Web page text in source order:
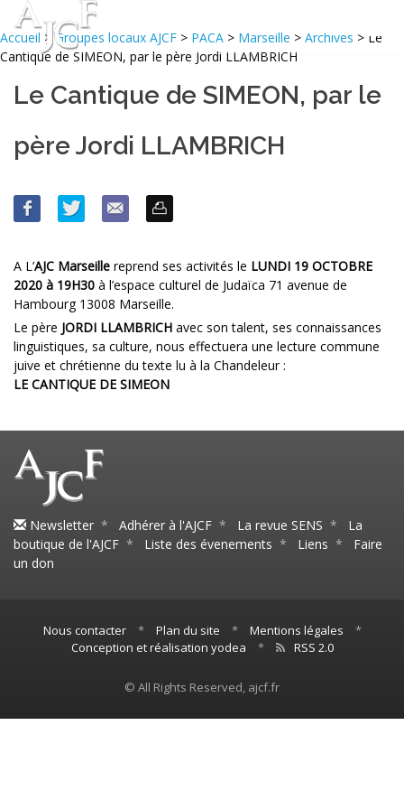
Accueil >Groupes locaux AJCF > PACA > Marseille > Archives > Le
Cantique de SIMEON, par le père Jordi LLAMBRICH
Le Cantique de SIMEON, par le
père Jordi LLAMBRICH
A L’AJC Marseille reprend ses activités le LUNDI 19 OCTOBRE
2020 à 19H30 à l’espace culturel de Judaïca 71 avenue de
Hambourg 13008 Marseille.
Le père JORDI LLAMBRICH avec son talent, ses connaissances
linguistiques, sa culture, nous effectuera une lecture commune
juive et chrétienne du texte lu à la Chandeleur :
LE CANTIQUE DE SIMEON
Newsletter * Adhérer à l'AJCF * La revue SENS * La
boutique de l'AJCF * Liste des évenements * Liens * Faire
un don
Nous contacter * Plan du site * Mentions légales
*
Conception et réalisation yodea
* RSS 2.0
© All Rights Reserved, ajcf.fr